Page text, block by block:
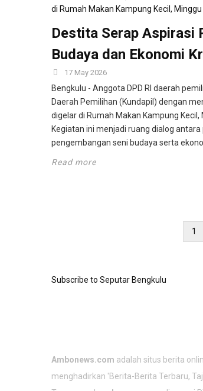
Destita Serap Aspirasi
Budaya dan Ekonomi
17 May 2026
Bengkulu - Anggota DPD RI daerah
Daerah Pemilihan (Kundapil) dengan
digelar di Rumah Makan Kampung
Kegiatan ini menjadi ruang dialog
pengembangan seni budaya serta
Read more
1
Subscribe to Seputar Bengkulu
Ambonews.com adalah situs berita
menghadirkan 'Berita-Berita Terbaru,